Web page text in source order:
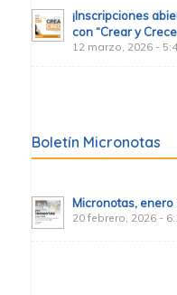
¡Inscripciones
con “Crear y
12 marzo, 2026 -
Boletín Micronotas
Micronotas, enero
20 febrero, 2026 -